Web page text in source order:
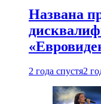
Названа
2 года спустя2